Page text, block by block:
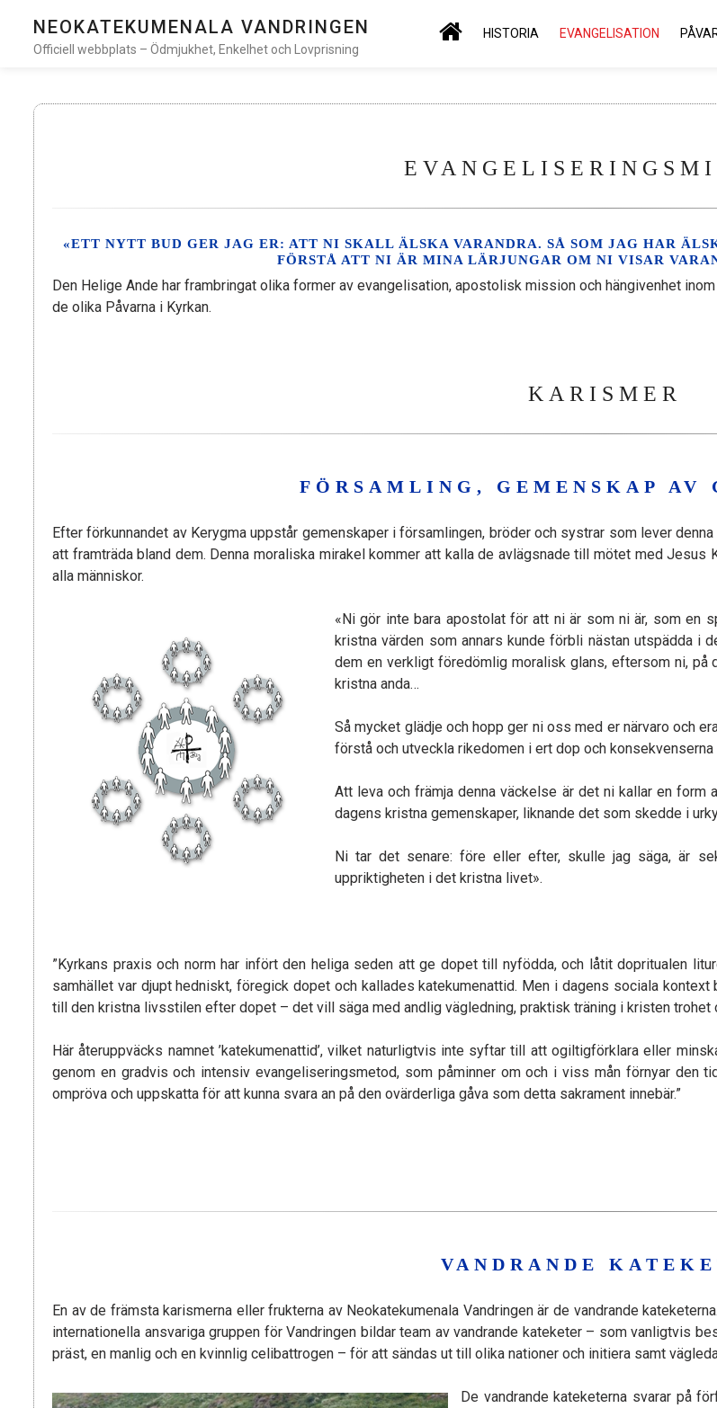
NEOKATEKUMENALA VANDRINGEN
Officiell webbplats – Ödmjukhet, Enkelhet och Lovprisning
HISTORIA EVANGELISATION
«ETT NYTT BUD GER JAG ER: ATT NI SKALL ÄLSKA VARANDRA. SÅ SOM JAG HAR
FÖRSTÅ ATT NI ÄR MINA LÄRJUNGAR OM NI VISAR
Den Helige Ande har frambringat olika former av evangelisation, apostolisk mission och hängivenhet
de olika Påvarna i Kyrkan.
KARISMER
FÖRSAMLING, GEMENSKAP AV
Efter förkunnandet av Kerygma uppstår gemenskaper i församlingen, bröder och systrar som lever
att framträda bland dem. Denna moraliska mirakel kommer att kalla de avlägsnade till mötet med Jesus
alla människor.
«Ni gör inte bara apostolat för att ni är som ni är, som en
kristna värden som annars kunde förbli nästan utspädda i
dem en verkligt föredömlig moralisk glans, eftersom ni, på
kristna anda…
Så mycket glädje och hopp ger ni oss med er närvaro och
förstå och utveckla rikedomen i ert dop och
Att leva och främja denna väckelse är det ni kallar en form
dagens kristna gemenskaper, liknande det som skedde i
Ni tar det senare: före eller efter, skulle jag säga, är
uppriktigheten i det kristna livet».
”Kyrkans praxis och norm har infört den heliga seden att ge dopet till nyfödda, och låtit dopritualen
samhället var djupt hedniskt, föregick dopet och kallades katekumenattid. Men i dagens sociala
till den kristna livsstilen efter dopet – det vill säga med andlig vägledning, praktisk träning i kristen
Här återuppväcks namnet ’katekumenattid’, vilket naturligtvis inte syftar till att ogiltigförklara eller
genom en gradvis och intensiv evangeliseringsmetod, som påminner om och i viss mån förnyar den
ompröva och uppskatta för att kunna svara an på den ovärderliga gåva som detta sakrament innebär.”
VANDRANDE
En av de främsta karismerna eller frukterna av Neokatekumenala Vandringen är de vandrande
internationella ansvariga gruppen för Vandringen bildar team av vandrande kateketer – som vanligtvis
präst, en manlig och en kvinnlig celibattrogen – för att sändas ut till olika nationer och initiera samt
De vandrande kateketerna svarar på